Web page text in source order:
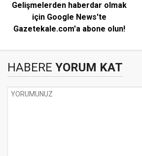
Gelişmelerden haberdar olmak
için Google News'te
Gazetekale.com'a abone olun!
HABERE YORUM KAT